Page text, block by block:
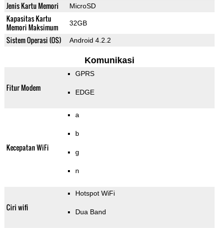
Jenis Kartu Memori MicroSD
Kapasitas Kartu
Memori Maksimum
32GB
Sistem Operasi (OS) Android 4.2.2
Komunikasi
Fitur Modem
GPRS
EDGE
Kecepatan WiFi
a
b
g
n
Ciri wifi
Hotspot WiFi
Dua Band